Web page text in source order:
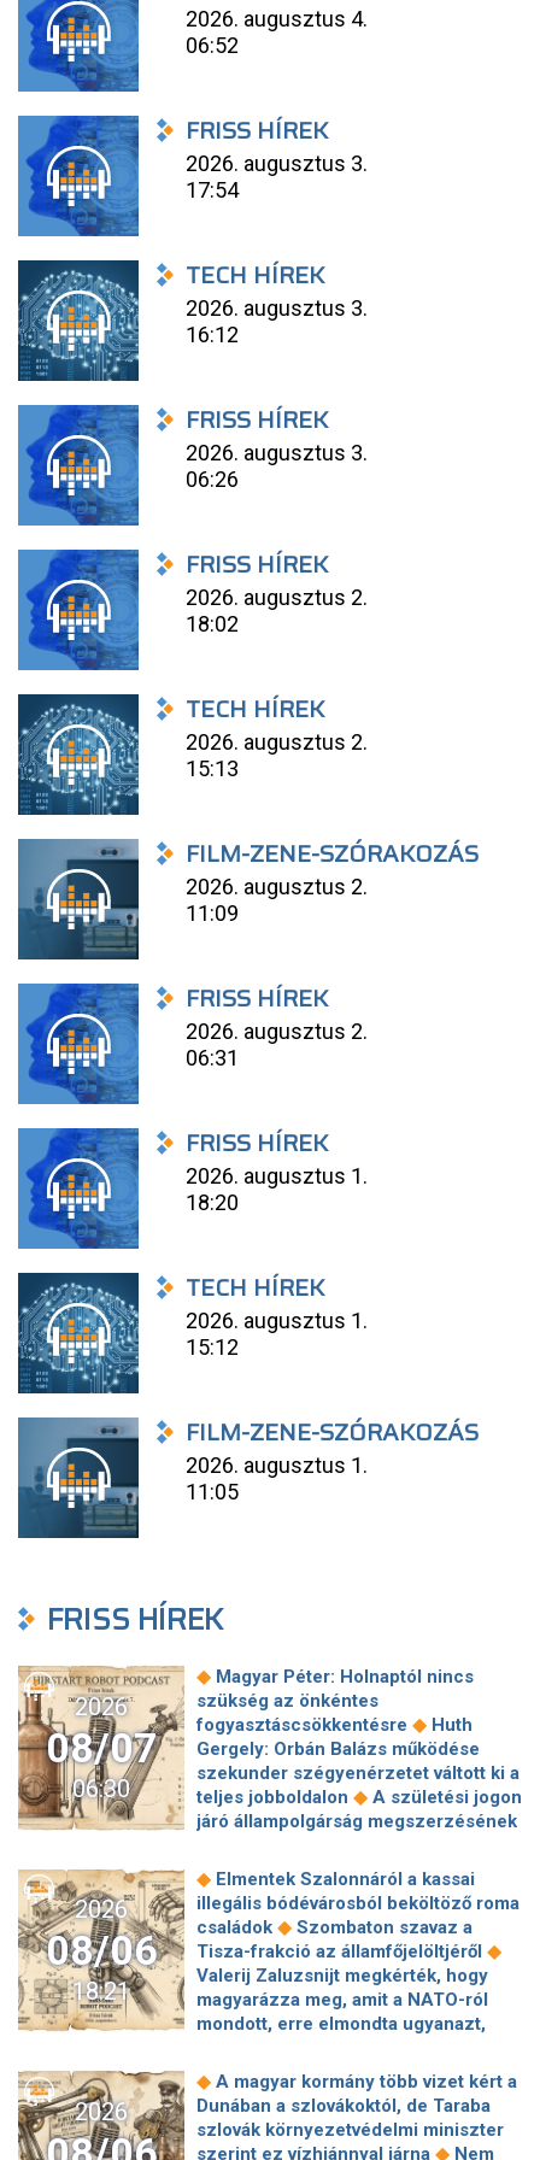
2026. augusztus 4.
06:52
FRISS HÍREK
2026. augusztus 3.
17:54
TECH HÍREK
2026. augusztus 3.
16:12
FRISS HÍREK
2026. augusztus 3.
06:26
FRISS HÍREK
2026. augusztus 2.
18:02
TECH HÍREK
2026. augusztus 2.
15:13
FILM-ZENE-SZÓRAKOZÁS
2026. augusztus 2.
11:09
FRISS HÍREK
2026. augusztus 2.
06:31
FRISS HÍREK
2026. augusztus 1.
18:20
TECH HÍREK
2026. augusztus 1.
15:12
FILM-ZENE-SZÓRAKOZÁS
2026. augusztus 1.
11:05
FRISS HÍREK
2026
08/07
06:30
◆ Magyar Péter: Holnaptól nincs
szükség az önkéntes
fogyasztáscsökkentésre ◆ Huth
Gergely: Orbán Balázs működése
szekunder szégyenérzetet váltott ki a
teljes jobboldalon ◆ A születési jogon
járó állampolgárság megszerzésének
Donald Trump
◆ „Kevésen múlt a
katasztrófa” – szintet léphetett az
orosz hibrid hadviselés ◆
Ákos: Vagyonkezelés közérdekből: mi
jön a kekvák után? ◆ Térképen, ahogy
hajnalban elérte Magyarország
határát a hidegfront ◆ A forintot is
megütheti az aszály ◆ Szombaton
államfőjelöltjéről◆Egyre inkább az
agglomerációt választják a főváros
helyett, akik százmilliónál többért
2026
08/06
18:21
◆ Elmentek Szalonnáról a kassai
illegális bódévárosból beköltöző roma
családok ◆ Szombaton szavaz a
Tisza-frakció az államfőjelöltjéről ◆
Valerij Zaluzsnijt megkérték, hogy
magyarázza meg, amit a NATO-ról
mondott, erre elmondta ugyanazt,
kötött szerződéseket a HM cége a
Lounge Eventtel, a miniszter
feljelentést tett
◆Orbán Anita
megkérte a szlovák kormányt, hogy
2026
◆ A magyar kormány több vizet kért a
Dunában a szlovákoktól, de Taraba
szlovák környezetvédelmi miniszter
szerint ez vízhiánnyal járna ◆ Nem